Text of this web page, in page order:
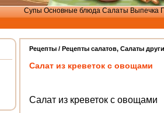
Супы Основные блюда Салаты Выпечка
Рецепты / Рецепты салатов, Салаты
Салат из креветок с овощами
Салат из креветок с овощами